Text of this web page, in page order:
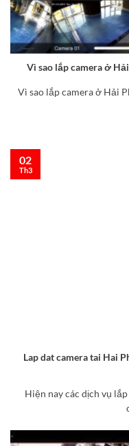
Vì sao lắp camera ở
Vì sao lắp camera ở Hải
Lap dat camera tai Hai
Hiện nay các dịch vụ
02
Th3